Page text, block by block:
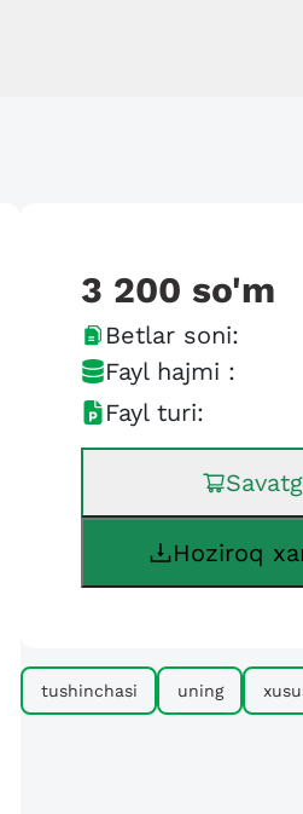
3 200 so'm
Betlar soni:
Fayl hajmi :
Fayl turi:
Hoziroq
tushinchasi uning